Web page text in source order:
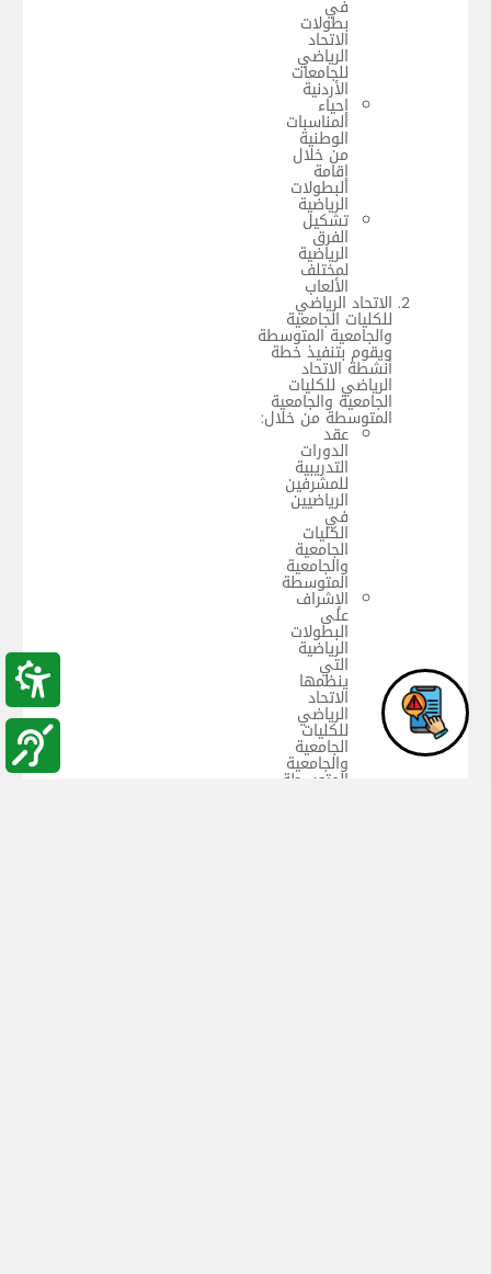
في
بطولات
الاتحاد
الرياضي
للجامعات
الأردنية
إحياء
المناسبات
الوطنية
من خلال
إقامة
البطولات
الرياضية
تشكيل
الفرق
الرياضية
لمختلف
الألعاب
الاتحاد الرياضي
للكليات الجامعية
والجامعية المتوسطة
ويقوم بتنفيذ خطة
أنشطة الاتحاد
الرياضي للكليات
الجامعية والجامعية
المتوسطة من خلال:
عقد
الدورات
التدريبية
للمشرفين
الرياضيين
في
الكليات
الجامعية
والجامعية
المتوسطة
الإشراف
على
البطولات
الرياضية
التي
ينظمها
الاتحاد
الرياضي
للكليات
الجامعية
والجامعية
المتوسطة